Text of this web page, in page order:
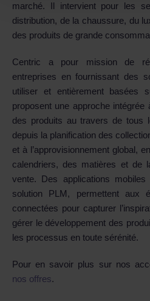
marché. Il intervient pour les
distribution, de la chaussure, du
des produits de grande
Centric a pour mission de
entreprises en fournissant des
utiliser et entièrement basées
proposent une approche
des produits au travers de tous
depuis la planification des
et à l’approvisionnement global,
calendriers, des matières et de
vente. Des applications
solution PLM, permettent aux
connectées pour capturer
gérer le développement des
les processus en toute sérénité.
Pour en savoir plus sur nos
nos offres.